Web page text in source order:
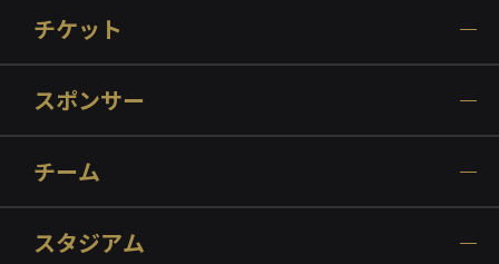
チケット
スポンサー
チーム
スタジアム